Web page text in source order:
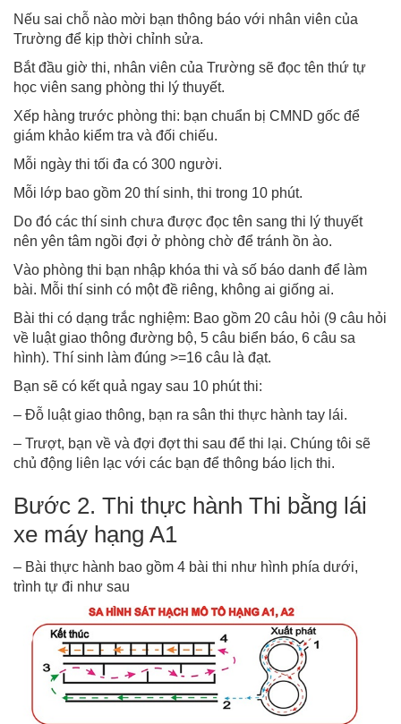
Nếu sai chỗ nào mời bạn thông báo với nhân viên của
Trường để kịp thời chỉnh sửa.
Bắt đầu giờ thi, nhân viên của Trường sẽ đọc tên thứ tự
học viên sang phòng thi lý thuyết.
Xếp hàng trước phòng thi: bạn chuẩn bị CMND gốc để
giám khảo kiểm tra và đối chiếu.
Mỗi ngày thi tối đa có 300 người.
Mỗi lớp bao gồm 20 thí sinh, thi trong 10 phút.
Do đó các thí sinh chưa được đọc tên sang thi lý thuyết
nên yên tâm ngồi đợi ở phòng chờ để tránh ồn ào.
Vào phòng thi bạn nhập khóa thi và số báo danh để làm
bài. Mỗi thí sinh có một đề riêng, không ai giống ai.
Bài thi có dạng trắc nghiệm: Bao gồm 20 câu hỏi (9 câu hỏi
về luật giao thông đường bộ, 5 câu biển báo, 6 câu sa
hình). Thí sinh làm đúng >=16 câu là đạt.
Bạn sẽ có kết quả ngay sau 10 phút thi:
– Đỗ luật giao thông, bạn ra sân thi thực hành tay lái.
– Trượt, bạn về và đợi đợt thi sau để thi lại. Chúng tôi sẽ
chủ động liên lạc với các bạn để thông báo lịch thi.
Bước 2. Thi thực hành Thi bằng lái
xe máy hạng A1
– Bài thực hành bao gồm 4 bài thi như hình phía dưới,
trình tự đi như sau